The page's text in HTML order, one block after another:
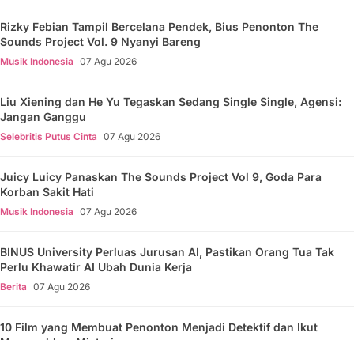
Rizky Febian Tampil Bercelana Pendek, Bius Penonton The
Sounds Project Vol. 9 Nyanyi Bareng
Musik Indonesia 07 Agu 2026
Liu Xiening dan He Yu Tegaskan Sedang Single Single, Agensi:
Jangan Ganggu
Selebritis Putus Cinta 07 Agu 2026
Juicy Luicy Panaskan The Sounds Project Vol 9, Goda Para
Korban Sakit Hati
Musik Indonesia 07 Agu 2026
BINUS University Perluas Jurusan AI, Pastikan Orang Tua Tak
Perlu Khawatir AI Ubah Dunia Kerja
Berita 07 Agu 2026
10 Film yang Membuat Penonton Menjadi Detektif dan Ikut